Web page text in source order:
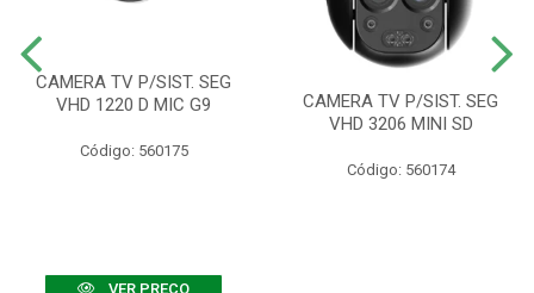
CAMERA TV P/SIST. SEG
VHD 1220 D MIC G9
Código: 560175
VER PREÇO
CAMERA TV P/SIST. SEG
VHD 3206 MINI SD
Código: 560174